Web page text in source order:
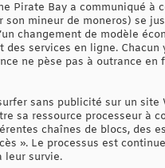
Pirate Bay a communiqué à
mineur de moneros) se
changement de modèle
services en ligne. Chacun
ne pèse pas à outrance en
sans publicité sur un site
sa ressource processeur à
chaînes de blocs, des
». Le processus est
leur survie.